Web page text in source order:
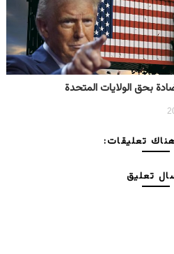
بحق الولايات المتحدة
تعليقات:
تعليق